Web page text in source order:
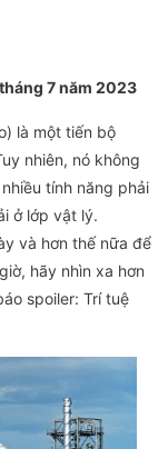
7 năm 2023
là một tiến bộ
nhiên, nó không
tính năng phải
ở lớp vật lý.
và hơn thế nữa để
hãy nhìn xa hơn
spoiler: Trí tuệ